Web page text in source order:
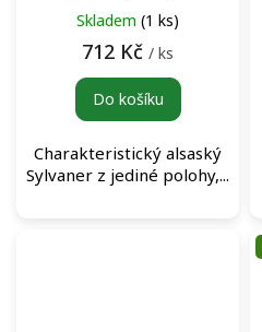
Skladem (1 ks)
712 Kč / ks
Do košíku
Charakteristický alsaský
Sylvaner z jediné polohy,...